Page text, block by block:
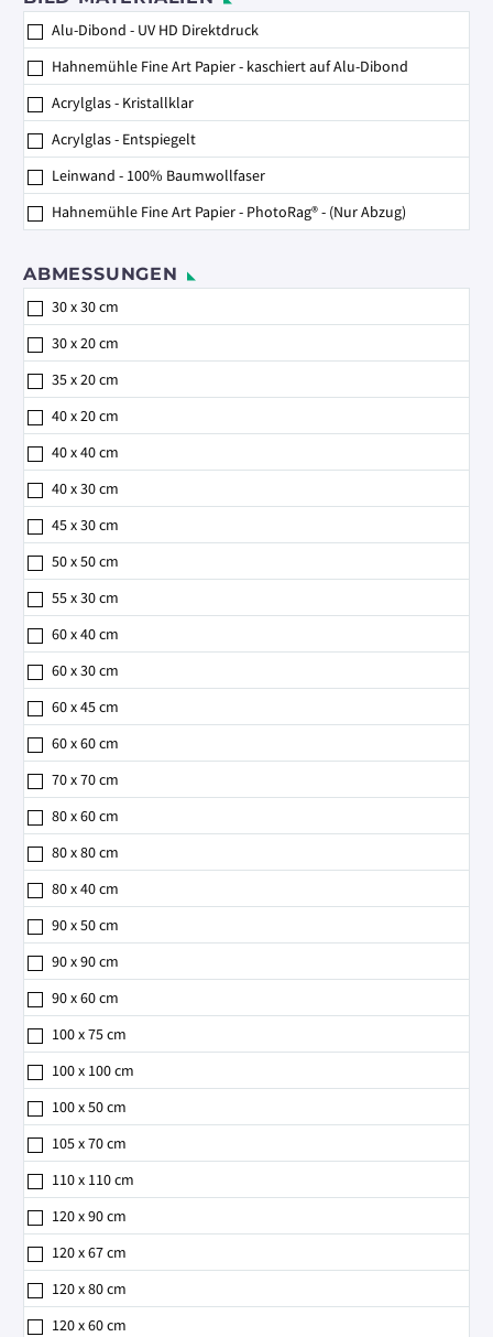
Alu-Dibond - UV HD Direktdruck
Hahnemühle Fine Art Papier - kaschiert auf Alu-Dibond
Acrylglas - Kristallklar
Acrylglas - Entspiegelt
Leinwand - 100% Baumwollfaser
Hahnemühle Fine Art Papier - PhotoRag® - (Nur Abzug)
ABMESSUNGEN
30 x 30 cm
30 x 20 cm
35 x 20 cm
40 x 20 cm
40 x 40 cm
40 x 30 cm
45 x 30 cm
50 x 50 cm
55 x 30 cm
60 x 40 cm
60 x 30 cm
60 x 45 cm
60 x 60 cm
70 x 70 cm
80 x 60 cm
80 x 80 cm
80 x 40 cm
90 x 50 cm
90 x 90 cm
90 x 60 cm
100 x 75 cm
100 x 100 cm
100 x 50 cm
105 x 70 cm
110 x 110 cm
120 x 90 cm
120 x 67 cm
120 x 80 cm
120 x 60 cm